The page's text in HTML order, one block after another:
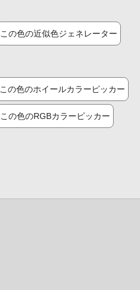
この色の近似色ジェネレーター
この色のホイールカラーピッカー
この色のRGBカラーピッカー